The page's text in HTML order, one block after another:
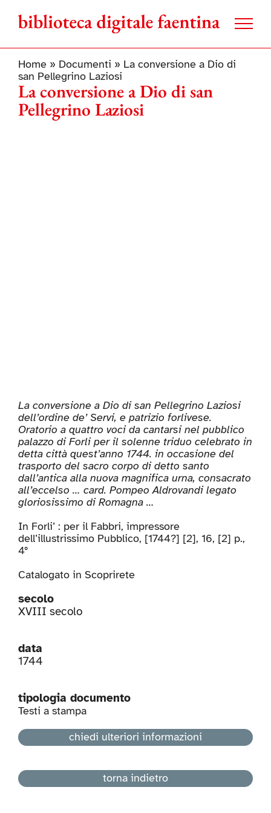
contenuto
Home» Documenti » La conversione a Dio di
san Pellegrino Laziosi
La conversione a Dio di san
Pellegrino Laziosi
La conversione a Dio di san Pellegrino Laziosi
dell’ordine de’ Servi, e patrizio forlivese.
Oratorio a quattro voci da cantarsi nel pubblico
palazzo di Forli per il solenne triduo celebrato in
detta città quest’anno 1744. in occasione del
trasporto del sacro corpo di detto santo
dall’antica alla nuova magnifica urna, consacrato
all’eccelso … card. Pompeo Aldrovandi legato
gloriosissimo di Romagna …
In Forli’ : per il Fabbri, impressore
dell’illustrissimo Pubblico, [1744?] [2], 16, [2] p.,
4°
Catalogato in Scoprirete
secolo
XVIII secolo
data
1744
tipologia documento
Testi a stampa
chiedi ulteriori informazioni
torna indietro